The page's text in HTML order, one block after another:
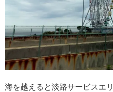
海を越えると淡路サービスエ